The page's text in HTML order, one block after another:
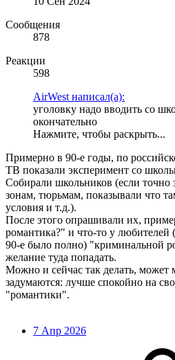
Сообщения
878
Реакции
598
AirWest написал(а):
уголовку надо вводить со
окончательно
Нажмите, чтобы раскрыть...
Примерно в 90-е годы, по
ТВ показали эксперимент со
Собирали школьников (если
зонам, тюрьмам, показывали что
условия и т.д.).
После этого опрашивали их,
романтика?" и что-то у любителей
90-е было полно) "криминальной
желание туда попадать.
Можно и сейчас так делать, может
задумаются: лучше спокойно на
"романтики".
7 Апр 2026